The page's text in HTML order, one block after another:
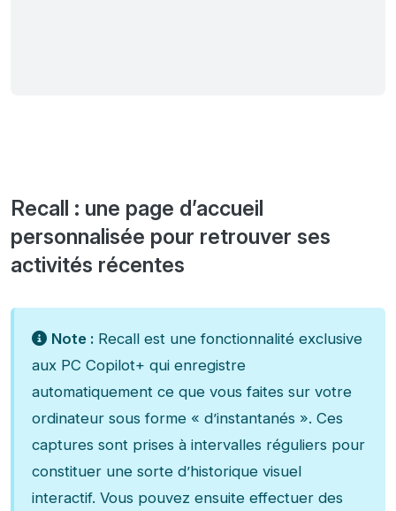
Recall : une page d’accueil
personnalisée pour retrouver ses
activités récentes
Note : Recall est une fonctionnalité exclusive
aux PC Copilot+ qui enregistre
automatiquement ce que vous faites sur votre
ordinateur sous forme « d’instantanés ». Ces
captures sont prises à intervalles réguliers pour
constituer une sorte d’historique visuel
interactif. Vous pouvez ensuite effectuer des